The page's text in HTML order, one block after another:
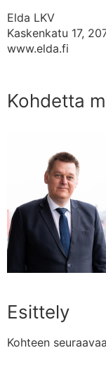
Elda LKV
Kaskenkatu 17,
www.elda.fi
Kohdetta
Esittely
Kohteen